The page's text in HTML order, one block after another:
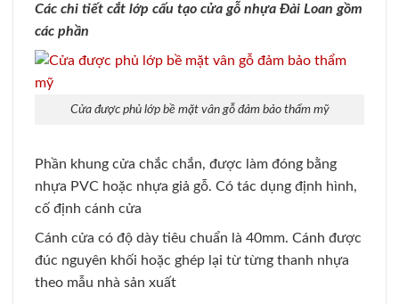
Các chi tiết cắt lớp cấu tạo cửa gỗ nhựa Đài Loan gồm
các phần
Cửa được phủ lớp bề mặt vân gỗ đảm bảo thẩm mỹ
Phần khung cửa chắc chắn, được làm đóng bằng
nhựa PVC hoặc nhựa giả gỗ. Có tác dụng định hình,
cố định cánh cửa
Cánh cửa có độ dày tiêu chuẩn là 40mm. Cánh được
đúc nguyên khối hoặc ghép lại từ từng thanh nhựa
theo mẫu nhà sản xuất